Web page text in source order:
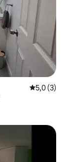
5,0 (3)